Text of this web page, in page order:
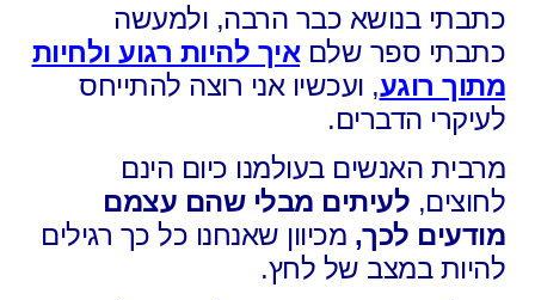
כתבתי בנושא כבר הרבה, ולמעשה
כתבתי ספר שלםאיך להיות רגוע ולחיות
מתוך רוגע, ועכשיו אני רוצה להתייחס
לעיקרי הדברים.
מרבית האנשים בעולמנו כיום הינם
לחוצים, לעיתים מבלי שהם עצמם
מודעים לכך, מכיוון שאנחנו כל כך רגילים
להיות במצב של לחץ.